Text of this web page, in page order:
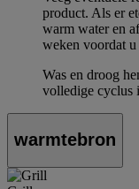
product. Als er
warm water en
weken voordat
Was en droog
volledige cyclus
warmtebron